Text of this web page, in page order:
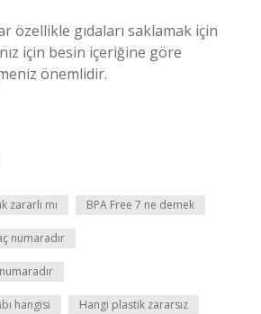
özellikle gıdaları saklamak için
için besin içeriğine göre
önemlidir.
zararlı mı BPA Free 7 ne demek
numaradır
hangisi Hangi plastik zararsız